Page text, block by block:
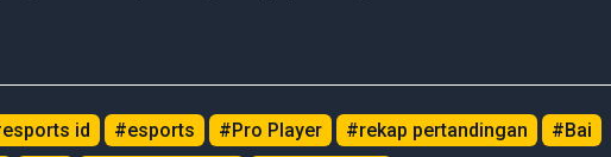
id #esports #Pro Player #rekap pertandingan
#Bai